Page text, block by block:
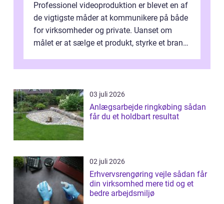
Professionel videoproduktion er blevet en af
de vigtigste måder at kommunikere på både
for virksomheder og private. Uanset om
målet er at sælge et produkt, styrke et brand,
03 juli 2026
Anlægsarbejde ringkøbing sådan
får du et holdbart resultat
02 juli 2026
Erhvervsrengøring vejle sådan får
din virksomhed mere tid og et
bedre arbejdsmiljø